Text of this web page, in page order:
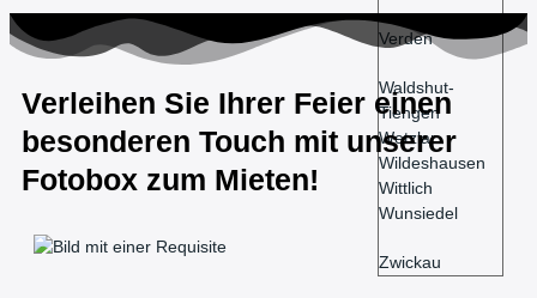
Verden
Waldshut-
Tiengen
Wetzlar
Wildeshausen
Wittlich
Wunsiedel
Zwickau
Verleihen Sie Ihrer Feier einen
besonderen Touch mit unserer
Fotobox zum Mieten!